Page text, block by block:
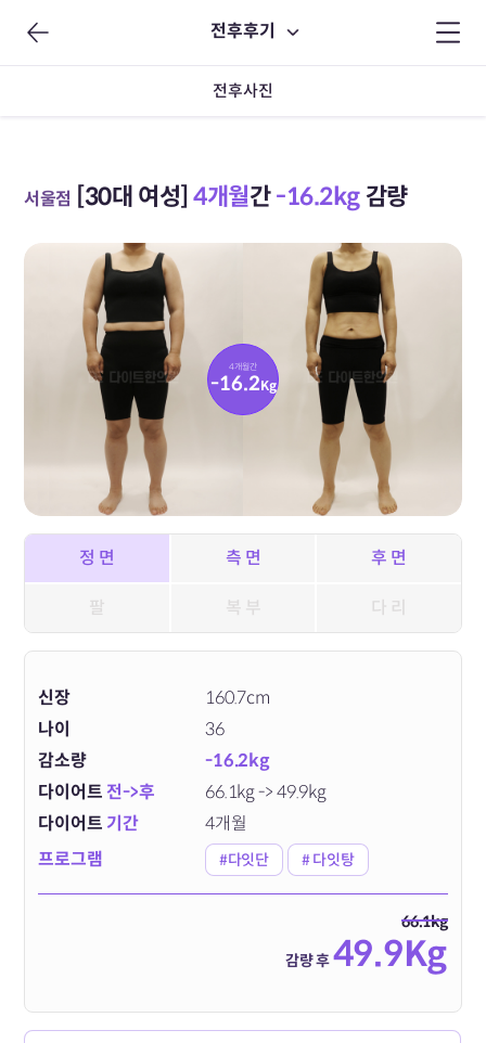
전후후기
전후사진
서울점 [30대 여성]4개월간-16.2kg 감량
4개월간
-16.2Kg
정 면 측 면 후 면
팔 복 부 다 리
신장
160.7cm
나이
36
감소량
-16.2kg
다이어트전->후
66.1kg -> 49.9kg
다이어트 기간
4개월
프로그램
#다잇단 # 다잇탕
66.1kg
감량 후49.9Kg